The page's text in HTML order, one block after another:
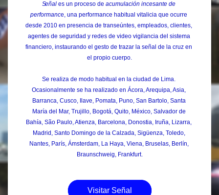
Señal es un proceso de acumulación incesante de
performance, una performance habitual vitalicia que ocurre
desde 2010 en presencia de transeúntes, empleados, clientes,
agentes de seguridad y redes de video vigilancia del sistema
financiero, instaurando el gesto de trazar la señal de la cruz en
el propio cuerpo.
Se realiza de modo habitual en la ciudad de Lima.
Ocasionalmente se ha realizado en Ácora, Arequipa, Asia,
Barranca, Cusco, Ilave, Pomata, Puno, San Bartolo, Santa
María del Mar, Trujillo, Bogotá, Quito, México, Salvador de
Bahía, São Paulo, Atienza, Barcelona, Donostia, Iruña, Lizarra,
Madrid, Santo Domingo de la Calzada, Sigüenza, Toledo,
Nantes, París, Ámsterdam, La Haya, Viena, Bruselas, Berlín,
Braunschweig, Frankfurt.
Visitar Señal